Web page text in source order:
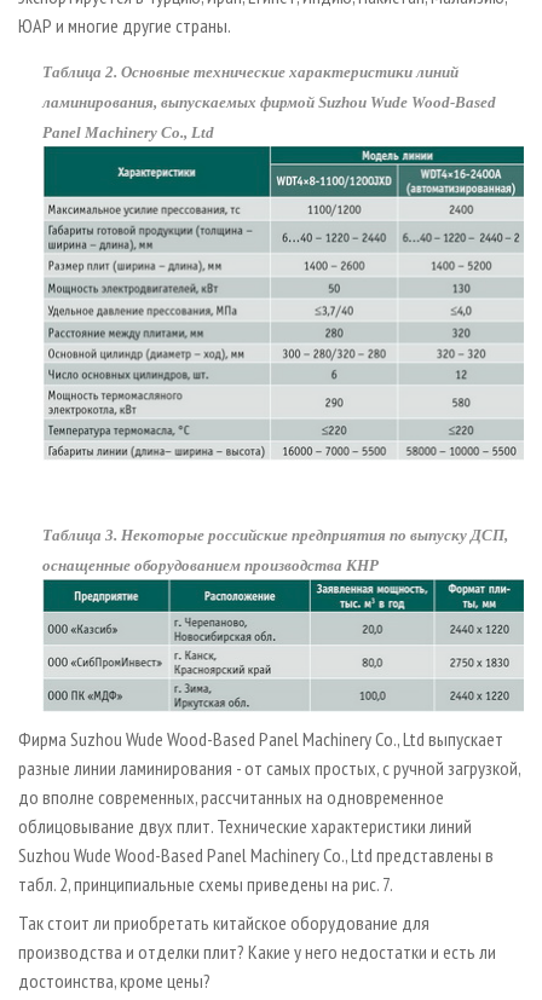
ЮАР и многие другие страны.
Таблица 2. Основные технические характеристики линий
ламинирования, выпускаемых фирмой Suzhou Wude Wood-Based
Panel Machinery Co., Ltd
Таблица 3. Некоторые российские предприятия по выпуску ДСП,
оснащенные оборудованием производства КНР
Фирма Suzhou Wude Wood-Based Panel Machinery Co., Ltd выпускает
разные линии ламинирования - от самых простых, с ручной загрузкой,
до вполне современных, рассчитанных на одновременное
облицовывание двух плит. Технические характеристики линий
Suzhou Wude Wood-Based Panel Machinery Co., Ltd представлены в
табл. 2, принципиальные схемы приведены на рис. 7.
Так стоит ли приобретать китайское оборудование для
производства и отделки плит? Какие у него недостатки и есть ли
достоинства, кроме цены?